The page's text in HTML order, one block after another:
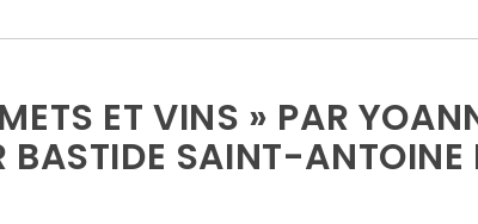
ET VINS » PAR
BASTIDE SAINT-ANTOINE